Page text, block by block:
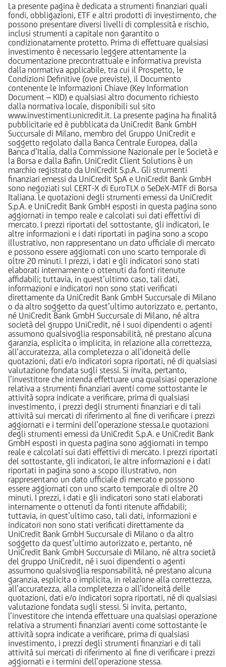
La presente pagina è dedicata a strumenti finanziari quali
fondi, obbligazioni, ETF e altri prodotti di investimento, che
possono presentare diversi livelli di complessità e rischio,
inclusi strumenti a capitale non garantito o
condizionatamente protetto. Prima di effettuare qualsiasi
investimento è necessario leggere attentamente la
documentazione precontrattuale e informativa prevista
dalla normativa applicabile, tra cui il Prospetto, le
Condizioni Definitive (ove previste), il Documento
contenente le Informazioni Chiave (Key Information
Document – KID) e qualsiasi altro documento richiesto
dalla normativa locale, disponibili sul sito
www.investimenti.unicredit.it. La presente pagina ha finalità
pubblicitarie ed è pubblicata da UniCredit Bank GmbH
Succursale di Milano, membro del Gruppo UniCredit e
soggetto regolato dalla Banca Centrale Europea, dalla
Banca d’Italia, dalla Commissione Nazionale per le Società e
la Borsa e dalla Bafin. UniCredit Client Solutions è un
marchio registrato da UniCredit S.p.A.. Gli strumenti
finanziari emessi da UniCredit SpA e UniCredit Bank GmbH
sono negoziati sul CERT-X di EuroTLX o SeDeX-MTF di Borsa
Italiana. Le quotazioni degli strumenti emessi da UniCredit
S.p.A. e UniCredit Bank GmbH esposti in questa pagina sono
aggiornati in tempo reale e calcolati sui dati effettivi di
mercato. I prezzi riportati del sottostante, gli indicatori, le
altre informazioni e i dati riportati in pagina sono a scopo
illustrativo, non rappresentano un dato ufficiale di mercato
e possono essere aggiornati con uno scarto temporale di
oltre 20 minuti. I prezzi, i dati e gli indicatori sono stati
elaborati internamente o ottenuti da fonti ritenute
affidabili; tuttavia, in quest’ultimo caso, tali dati,
informazioni e indicatori non sono stati verificati
direttamente da UniCredit Bank GmbH Succursale di Milano
o da altro soggetto da quest’ultimo autorizzato e, pertanto,
né UniCredit Bank GmbH Succursale di Milano, né altra
società del gruppo UniCredit, né i suoi dipendenti o agenti
assumono qualsivoglia responsabilità, né prestano alcuna
garanzia, esplicita o implicita, in relazione alla correttezza,
all’accuratezza, alla completezza o all’idoneità delle
quotazioni, dati e/o indicatori sopra riportati, né di qualsiasi
valutazione fondata sugli stessi. Si invita, pertanto,
l’investitore che intenda effettuare una qualsiasi operazione
relativa a strumenti finanziari aventi come sottostante le
attività sopra indicate a verificare, prima di qualsiasi
investimento, i prezzi degli strumenti finanziari e di tali
attività sui mercati di riferimento al fine di verificare i prezzi
aggiornati e i termini dell’operazione stessa.Le quotazioni
degli strumenti emessi da UniCredit S.p.A. e UniCredit Bank
GmbH esposti in questa pagina sono aggiornati in tempo
reale e calcolati sui dati effettivi di mercato. I prezzi riportati
del sottostante, gli indicatori, le altre informazioni e i dati
riportati in pagina sono a scopo illustrativo, non
rappresentano un dato ufficiale di mercato e possono
essere aggiornati con uno scarto temporale di oltre 20
minuti. I prezzi, i dati e gli indicatori sono stati elaborati
internamente o ottenuti da fonti ritenute affidabili;
tuttavia, in quest’ultimo caso, tali dati, informazioni e
indicatori non sono stati verificati direttamente da
UniCredit Bank GmbH Succursale di Milano o da altro
soggetto da quest’ultimo autorizzato e, pertanto, né
UniCredit Bank GmbH Succursale di Milano, né altra società
del gruppo UniCredit, né i suoi dipendenti o agenti
assumono qualsivoglia responsabilità, né prestano alcuna
garanzia, esplicita o implicita, in relazione alla correttezza,
all’accuratezza, alla completezza o all’idoneità delle
quotazioni, dati e/o indicatori sopra riportati, né di qualsiasi
valutazione fondata sugli stessi. Si invita, pertanto,
l’investitore che intenda effettuare una qualsiasi operazione
relativa a strumenti finanziari aventi come sottostante le
attività sopra indicate a verificare, prima di qualsiasi
investimento, i prezzi degli strumenti finanziari e di tali
attività sui mercati di riferimento al fine di verificare i prezzi
aggiornati e i termini dell’operazione stessa.